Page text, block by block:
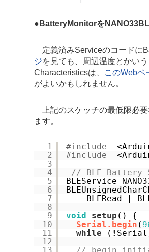
● BatteryMonitorを
定義済みServiceのコードに
ジを見ても、周辺温度とかい
Characteristicsは、
このWebペ
がよいかもしれません。
上記のスケッチの最低限必要
ます。
1
2
3
4
5
6
7
8
9
10
11
12
#include
#include
// BLE Battery
BLEService
BLERead
|
void
setup () {
Serial.begin (
while
( !